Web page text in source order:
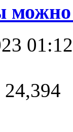
можно
01:12